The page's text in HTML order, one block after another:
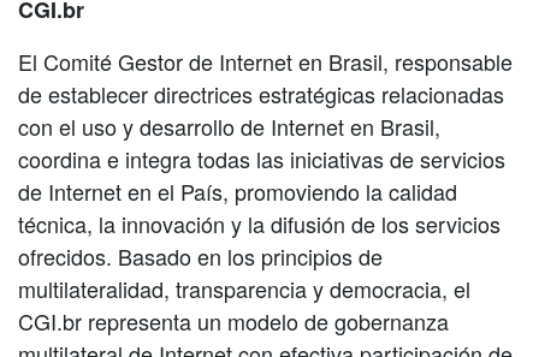
CGI.br
El Comité Gestor de Internet en Brasil, responsable
de establecer directrices estratégicas relacionadas
con el uso y desarrollo de Internet en Brasil,
coordina e integra todas las iniciativas de servicios
de Internet en el País, promoviendo la calidad
técnica, la innovación y la difusión de los servicios
ofrecidos. Basado en los principios de
multilateralidad, transparencia y democracia, el
CGI.br representa un modelo de gobernanza